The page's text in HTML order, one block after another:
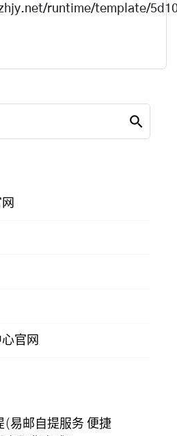
runtime/template/
官网
(易邮自提服务 便捷